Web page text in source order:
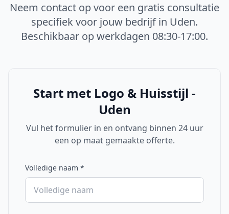
Neem contact op voor een gratis consultatie
specifiek voor jouw bedrijf in Uden.
Beschikbaar op werkdagen 08:30-17:00.
Start met Logo & Huisstijl -
Uden
Vul het formulier in en ontvang binnen 24 uur
een op maat gemaakte offerte.
Volledige naam *